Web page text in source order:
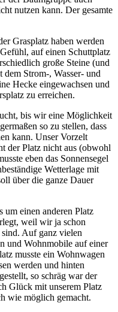
nutzen kann. Der gesamte
Grasplatz haben werden
auf einen Schuttplatz
große Steine (und
Strom-, Wasser- und
Hecke eingewachsen und
zu erreichen.
bis wir eine Möglichkeit
so zu stellen, dass
kann. Unser Vorzelt
der Platz nicht aus (obwohl
eben das Sonnensegel
Wetterlage mit
über die ganze Dauer
einen anderen Platz
weil wir ja schon
Auf ganz vielen
und Wohnmobile auf einer
musste ein Wohnwagen
werden und hinten
so schräg war der
Glück mit unserem Platz
wie möglich gemacht.